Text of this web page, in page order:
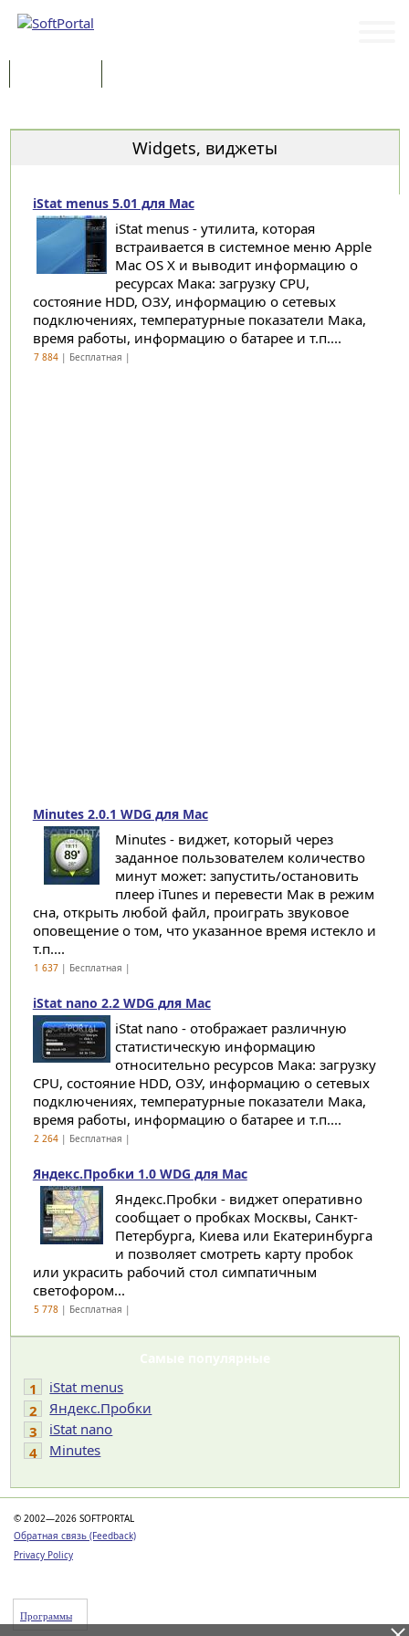
Widgets, виджеты
iStat menus 5.01 для Mac
iStat menus - утилита, которая
встраивается в системное меню Apple
Mac OS X и выводит информацию о
ресурсах Мака: загрузку CPU,
состояние HDD, ОЗУ, информацию о сетевых
подключениях, температурные показатели Мака,
время работы, информацию о батарее и т.п....
7 884| Бесплатная |
Minutes 2.0.1 WDG для Mac
Minutes - виджет, который через
заданное пользователем количество
минут может: запустить/остановить
плеер iTunes и перевести Мак в режим
сна, открыть любой файл, проиграть звуковое
оповещение о том, что указанное время истекло и
т.п....
1 637| Бесплатная |
iStat nano 2.2 WDG для Mac
iStat nano - отображает различную
статистическую информацию
относительно ресурсов Мака: загрузку
CPU, состояние HDD, ОЗУ, информацию о сетевых
подключениях, температурные показатели Мака,
время работы, информацию о батарее и т.п....
2 264| Бесплатная |
Яндекс.Пробки 1.0 WDG для Mac
Яндекс.Пробки - виджет оперативно
сообщает о пробках Москвы, Санкт-
Петербурга, Киева или Екатеринбурга
и позволяет смотреть карту пробок
или украсить рабочий стол симпатичным
светофором...
5 778| Бесплатная |
Самые популярные
1
iStat menus
2
Яндекс.Пробки
3
iStat nano
4
Minutes
© 2002—2026 SOFTPORTAL
Обратная связь (Feedback)
Privacy Policy
Программы